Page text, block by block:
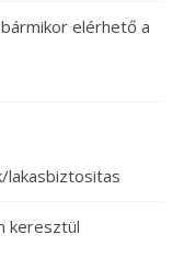
elérhető a
lakasbiztositas
keresztül